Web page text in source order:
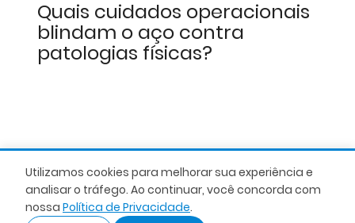
Quais cuidados operacionais
blindam o aço contra
patologias físicas?
Utilizamos cookies para melhorar sua experiência e
analisar o tráfego. Ao continuar, você concorda com
nossa Política de Privacidade.